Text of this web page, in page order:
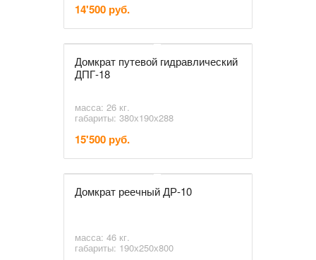
14'500 руб.
Домкрат путевой гидравлический
ДПГ-18
масса: 26 кг.
габариты: 380х190х288
15'500 руб.
Домкрат реечный ДР-10
масса: 46 кг.
габариты: 190х250х800